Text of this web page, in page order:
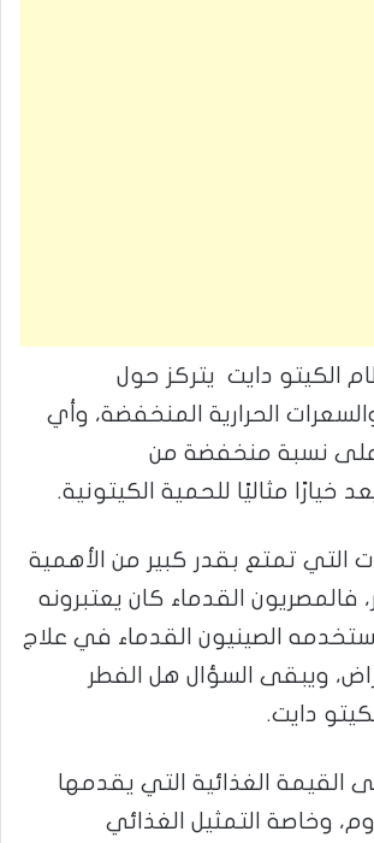
الكيتو دايت يتركز حول
الحرارية المنخفضة، وأي
نسبة منخفضة من
خيارًا مثاليًا للحمية الكيتونية.
التي تمتع بقدر كبير من الأهمية
فالمصريون القدماء كان يعتبرونه
الصينيون القدماء في علاج
ويبقى السؤال هل الفطر
دايت.
القيمة الغذائية التي يقدمها
وخاصة التمثيل الغذائي